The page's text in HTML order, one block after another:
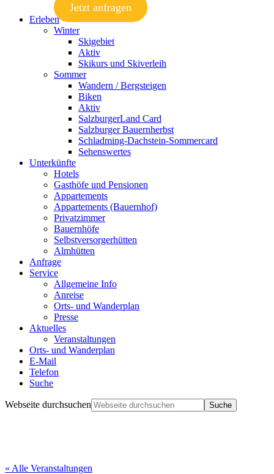
Jetzt anfragen
Erleben
Winter
Skigebiet
Aktiv
Skikurs und Skiverleih
Sommer
Wandern / Bergsteigen
Biken
Aktiv
SalzburgerLand Card
Salzburger Bauernherbst
Schladming-Dachstein-Sommercard
Sehenswertes
Unterkünfte
Hotels
Gasthöfe und Pensionen
Appartements
Appartements (Bauernhof)
Privatzimmer
Bauernhöfe
Selbstversorgerhütten
Almhütten
Anfrage
Service
Allgemeine Info
Anreise
Orts- und Wanderplan
Presse
Aktuelles
Veranstaltungen
Orts- und Wanderplan
E-Mail
Telefon
Suche
Webseite durchsuchen
« Alle Veranstaltungen